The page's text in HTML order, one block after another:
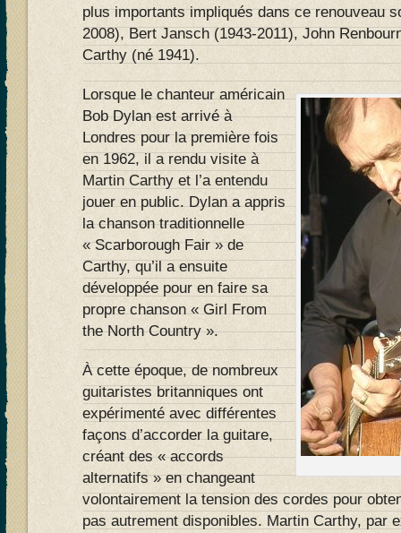
plus importants impliqués dans ce renouveau
2008), Bert Jansch (1943-2011), John
Carthy (né 1941).
Lorsque le chanteur américain
Bob Dylan est arrivé à
Londres pour la première fois
en 1962, il a rendu visite à
Martin Carthy et l’a entendu
jouer en public. Dylan a appris
la chanson traditionnelle
« Scarborough Fair » de
Carthy, qu’il a ensuite
développée pour en faire sa
propre chanson « Girl From
the North Country ».
À cette époque, de nombreux
guitaristes britanniques ont
expérimenté avec différentes
façons d’accorder la guitare,
créant des « accords
alternatifs » en changeant
volontairement la tension des cordes pour
pas autrement disponibles. Martin Carthy, par